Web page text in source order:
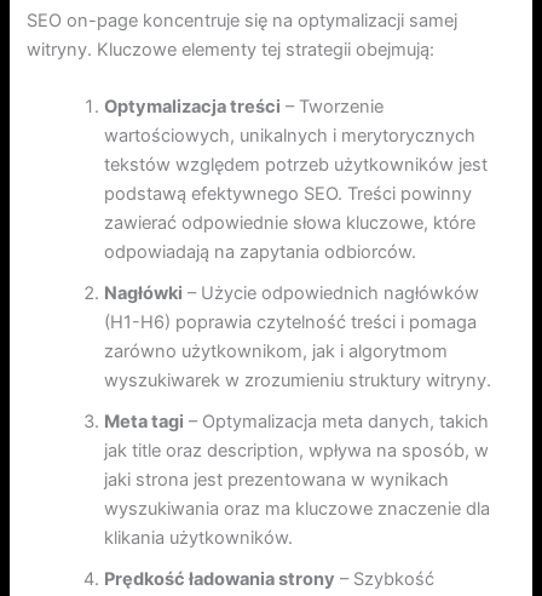
SEO on-page koncentruje się na optymalizacji samej
witryny. Kluczowe elementy tej strategii obejmują:
Optymalizacja treści – Tworzenie
wartościowych, unikalnych i merytorycznych
tekstów względem potrzeb użytkowników jest
podstawą efektywnego SEO. Treści powinny
zawierać odpowiednie słowa kluczowe, które
odpowiadają na zapytania odbiorców.
Nagłówki – Użycie odpowiednich nagłówków
(H1-H6) poprawia czytelność treści i pomaga
zarówno użytkownikom, jak i algorytmom
wyszukiwarek w zrozumieniu struktury witryny.
Meta tagi – Optymalizacja meta danych, takich
jak title oraz description, wpływa na sposób, w
jaki strona jest prezentowana w wynikach
wyszukiwania oraz ma kluczowe znaczenie dla
klikania użytkowników.
Prędkość ładowania strony – Szybkość